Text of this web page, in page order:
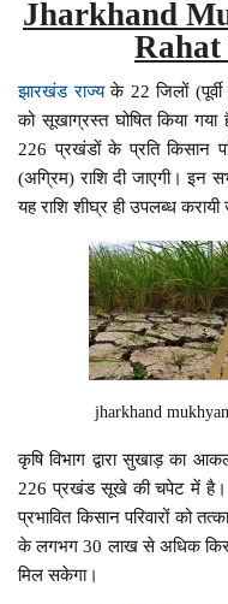
Jharkhand
Rahat
झारखंड राज्यके 22 जिलों
को सूखाग्रस्त घोषित किया
226 प्रखंडों के प्रति किसान
(अग्रिम) राशि दी जाएगी। इन
यह राशि शीघ्र ही उपलब्ध करायी
jharkhand
कृषि विभाग द्वारा सुखाड़ का
226 प्रखंड सूखे की चपेट में है।
प्रभावित किसान परिवारों को
के लगभग 30 लाख से अधिक
मिल सकेगा।